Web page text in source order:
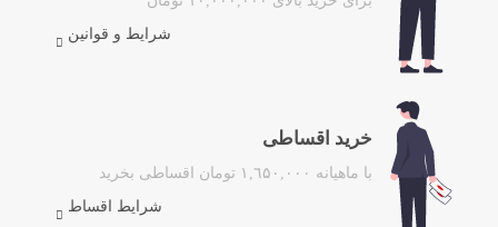
شرایط و قوانین
خرید اقساطی
با ماهیانه ۱,٦۵۰,۰۰۰ تومان اقساطی بخرید
شرایط اقساط